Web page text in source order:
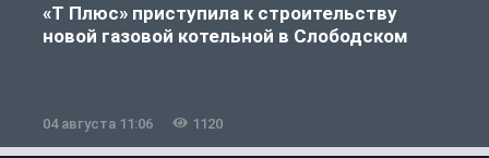
«Т Плюс» приступила к строительству
новой газовой котельной в Слободском
04 августа 11:06 1120